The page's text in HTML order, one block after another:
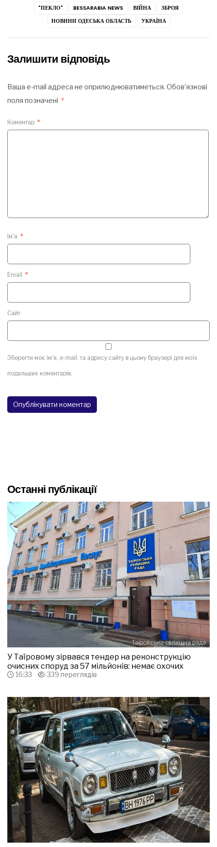
"ПЕКЛО" BESSARABIA NEWS ВІЙНА
ЗБРОЯ
НОВИНИ ОДЕСЬКА ОБЛАСТЬ
УКРАЇНА
Залишити відповідь
Ваша e-mail адреса не оприлюднюватиметься. Обов’язкові
поля позначені *
Коментар *
Ім'я *
Email *
Сайт
Зберегти моє ім'я, e-mail, та адресу сайту в цьому браузері для моїх
подальших коментарів.
Останні публікації
У Таїровому зірвався тендер на реконструкцію
очисних споруд за 57 мільйонів: немає охочих
16:33 339 переглядів